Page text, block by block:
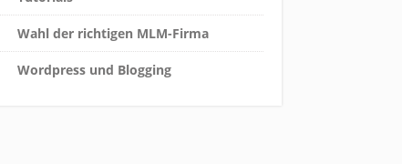
Wahl der richtigen MLM-Firma
Wordpress und Blogging